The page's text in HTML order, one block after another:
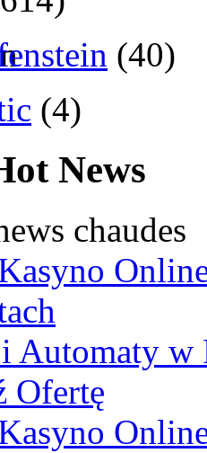
(40)
(4)
News
chaudes
Automaty w
Ofertę